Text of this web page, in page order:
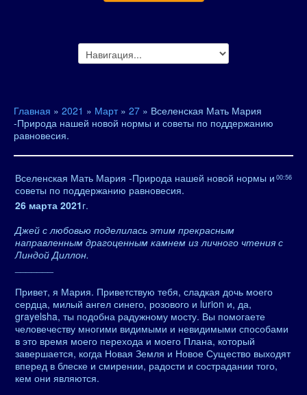
Главная » 2021 » Март » 27 » Вселенская Мать Мария
-Природа нашей новой нормы и советы по поддержанию
равновесия.
00:56
Вселенская Мать Мария -Природа нашей новой нормы и
советы по поддержанию равновесия.
26 марта 2021г.
Джей с любовью поделилась этим прекрасным
направленным драгоценным камнем из личного чтения с
Линдой Диллон.
Привет, я Мария. Приветствую тебя, сладкая дочь моего
сердца, милый ангел синего, розового и lurion и, да,
grayelsha, ты подобна радужному мосту. Вы помогаете
человечеству многими видимыми и невидимыми способами
в это время моего перехода и моего Плана, который
завершается, когда Новая Земля и Новое Существо выходят
вперед в блеске и смирении, радости и сострадании того,
кем они являются.